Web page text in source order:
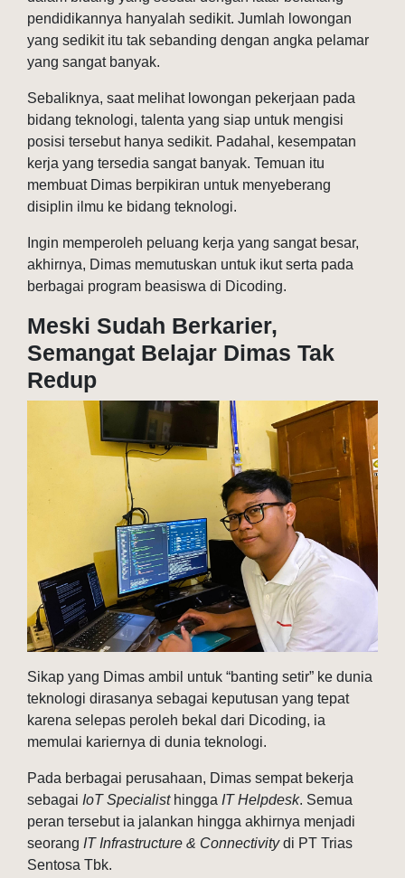
pendidikannya hanyalah sedikit. Jumlah lowongan
yang sedikit itu tak sebanding dengan angka pelamar
yang sangat banyak.
Sebaliknya, saat melihat lowongan pekerjaan pada
bidang teknologi, talenta yang siap untuk mengisi
posisi tersebut hanya sedikit. Padahal, kesempatan
kerja yang tersedia sangat banyak. Temuan itu
membuat Dimas berpikiran untuk menyeberang
disiplin ilmu ke bidang teknologi.
Ingin memperoleh peluang kerja yang sangat besar,
akhirnya, Dimas memutuskan untuk ikut serta pada
berbagai program beasiswa di Dicoding.
Meski Sudah Berkarier,
Semangat Belajar Dimas Tak
Redup
Sikap yang Dimas ambil untuk “banting setir” ke dunia
teknologi dirasanya sebagai keputusan yang tepat
karena selepas peroleh bekal dari Dicoding, ia
memulai kariernya di dunia teknologi.
Pada berbagai perusahaan, Dimas sempat bekerja
sebagai IoT Specialisthingga IT Helpdesk. Semua
peran tersebut ia jalankan hingga akhirnya menjadi
seorang IT Infrastructure & Connectivitydi PT Trias
Sentosa Tbk.